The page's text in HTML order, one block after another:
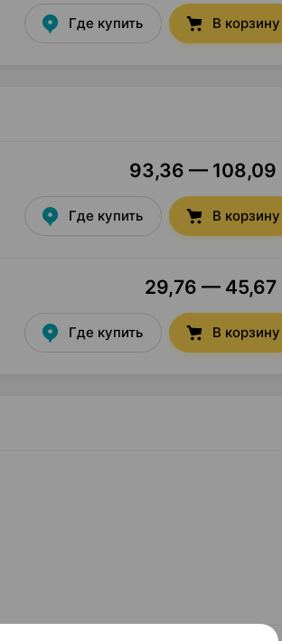
Где купить В корзину
93,36 — 108,09
Где купить В корзину
29,76 — 45,67
Где купить В корзину